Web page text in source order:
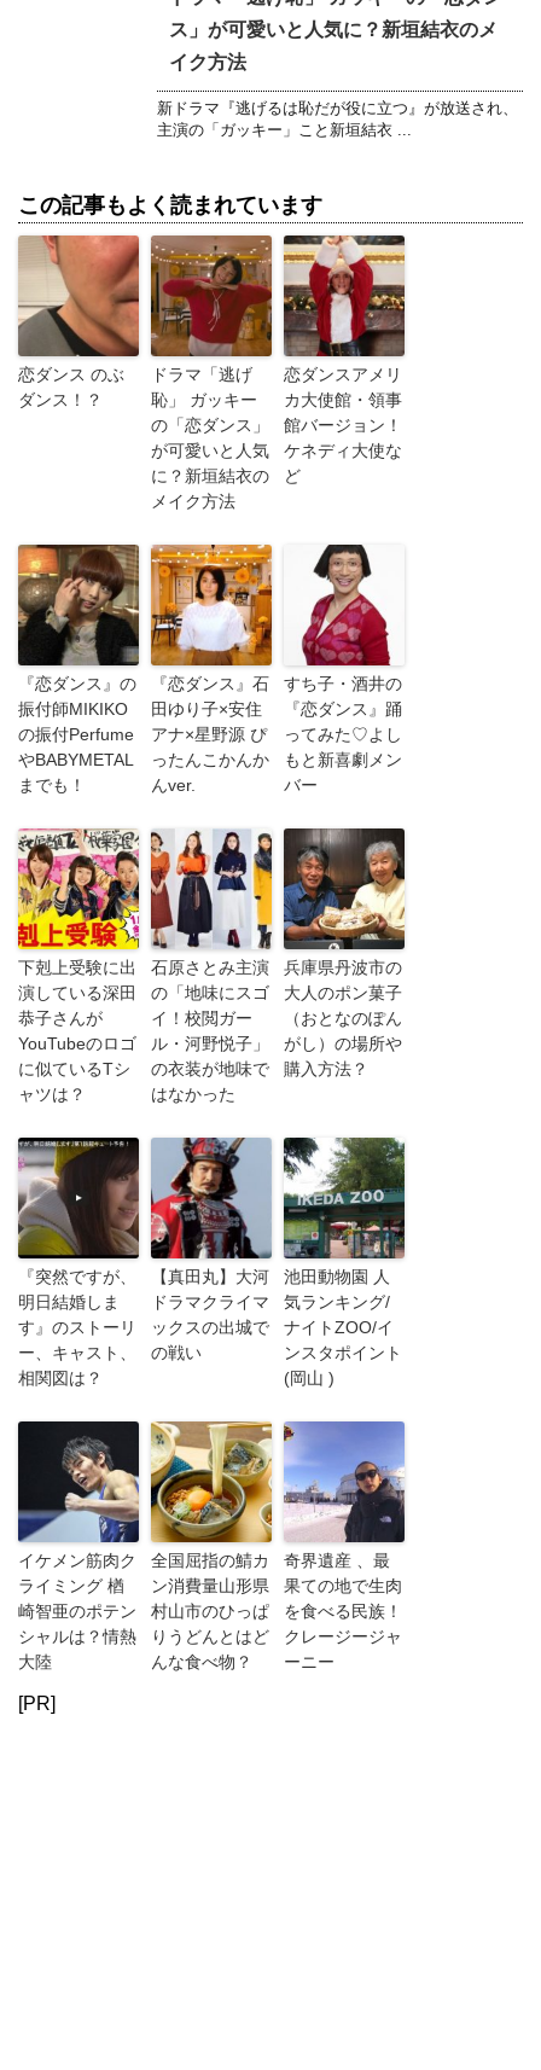
ス」が可愛いと人気に？新垣結衣のメ
イク方法
新ドラマ『逃げるは恥だが役に立つ』が放送され、
主演の「ガッキー」こと新垣結衣 ...
この記事もよく読まれています
恋ダンス のぶ
ダンス！？
ドラマ「逃げ
恥」 ガッキー
の「恋ダンス」
が可愛いと人気
に？新垣結衣の
メイク方法
恋ダンスアメリ
カ大使館・領事
館バージョン！
ケネディ大使な
ど
『恋ダンス』の
振付師MIKIKO
の振付Perfume
やBABYMETAL
までも！
『恋ダンス』石
田ゆり子×安住
アナ×星野源 ぴ
ったんこかんか
んver.
すち子・酒井の
『恋ダンス』踊
ってみた♡よし
もと新喜劇メン
バー
下剋上受験に出
演している深田
恭子さんが
YouTubeのロゴ
に似ているTシ
ャツは？
石原さとみ主演
の「地味にスゴ
イ！校閲ガー
ル・河野悦子」
の衣装が地味で
はなかった
兵庫県丹波市の
大人のポン菓子
（おとなのぽん
がし）の場所や
購入方法？
『突然ですが、
明日結婚しま
す』のストーリ
ー、キャスト、
相関図は？
【真田丸】大河
ドラマクライマ
ックスの出城で
の戦い
池田動物園 人
気ランキング/
ナイトZOO/イ
ンスタポイント
(岡山 )
イケメン筋肉ク
ライミング 楢
崎智亜のポテン
シャルは？情熱
大陸
全国屈指の鯖カ
ン消費量山形県
村山市のひっぱ
りうどんとはど
んな食べ物？
奇界遺産 、最
果ての地で生肉
を食べる民族！
クレージージャ
ーニー
[PR]